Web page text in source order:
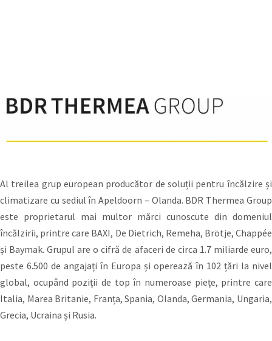
Al treilea grup european producător de soluții pentru încălzire și
climatizare cu sediul în Apeldoorn – Olanda. BDR Thermea Group
este proprietarul mai multor mărci cunoscute din domeniul
încălzirii, printre care BAXI, De Dietrich, Remeha, Brötje, Chappée
și Baymak. Grupul are o cifră de afaceri de circa 1.7 miliarde euro,
peste 6.500 de angajați în Europa și operează în 102 țări la nivel
global, ocupând poziții de top în numeroase piețe, printre care
Italia, Marea Britanie, Franța, Spania, Olanda, Germania, Ungaria,
Grecia, Ucraina și Rusia.